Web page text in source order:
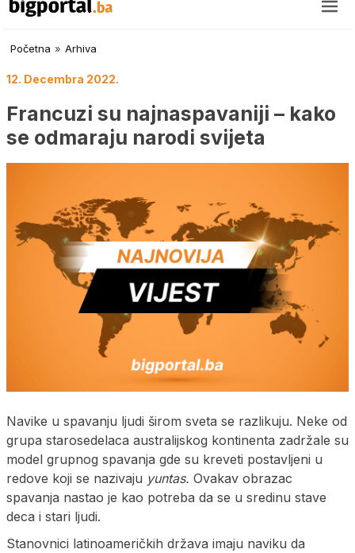
Početna » Arhiva
12. Decembra 2022.
Francuzi su najnaspavaniji – kako
se odmaraju narodi svijeta
Navike u spavanju ljudi širom sveta se razlikuju. Neke od
grupa starosedelaca australijskog kontinenta zadržale su
model grupnog spavanja gde su kreveti postavljeni u
redove koji se nazivaju yuntas. Ovakav obrazac
spavanja nastao je kao potreba da se u sredinu stave
deca i stari ljudi.
Stanovnici latinoameričkih država imaju naviku da